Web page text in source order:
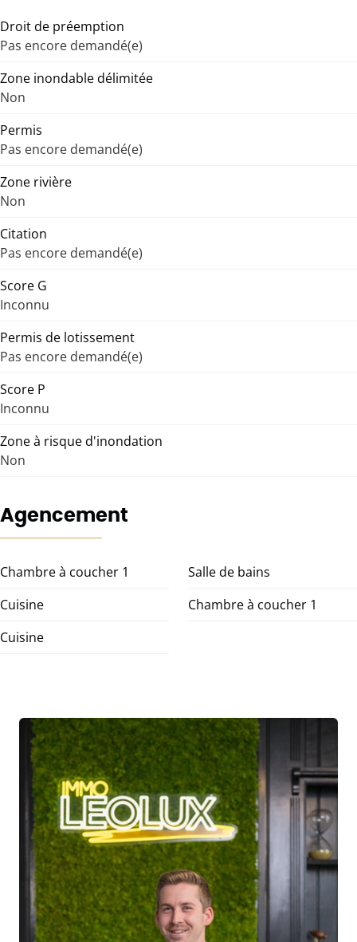
Droit de préemption
Pas encore demandé(e)
Zone inondable délimitée
Non
Permis
Pas encore demandé(e)
Zone rivière
Non
Citation
Pas encore demandé(e)
Score G
Inconnu
Permis de lotissement
Pas encore demandé(e)
Score P
Inconnu
Zone à risque d'inondation
Non
Agencement
Chambre à coucher 1
Salle de bains
Cuisine
Chambre à coucher 1
Cuisine